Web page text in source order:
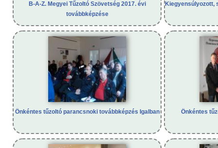
B-A-Z. Megyei Tűzoltó Szövetség 2017. évi
továbbképzése
Kiegyensúlyozott,
Önkéntes tűzoltó parancsnoki továbbképzés Igalban Önkéntes